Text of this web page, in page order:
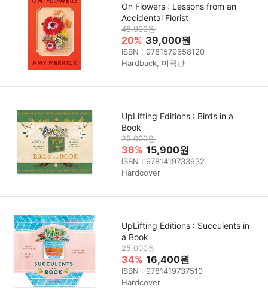
On Flowers : Lessons from an
Accidental Florist
48,900원
20% 39,000원
ISBN : 9781579658120
Hardback, 미국판
UpLifting Editions : Birds in a
Book
25,000원
36% 15,900원
ISBN : 9781419733932
Hardcover
UpLifting Editions : Succulents in
a Book
25,000원
34% 16,400원
ISBN : 9781419737510
Hardcover